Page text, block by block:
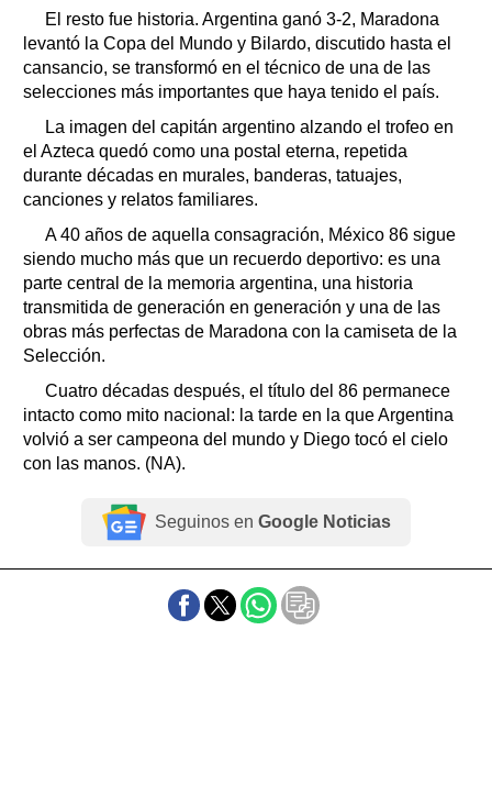
El resto fue historia. Argentina ganó 3-2, Maradona
levantó la Copa del Mundo y Bilardo, discutido hasta el
cansancio, se transformó en el técnico de una de las
selecciones más importantes que haya tenido el país.
La imagen del capitán argentino alzando el trofeo en
el Azteca quedó como una postal eterna, repetida
durante décadas en murales, banderas, tatuajes,
canciones y relatos familiares.
A 40 años de aquella consagración, México 86 sigue
siendo mucho más que un recuerdo deportivo: es una
parte central de la memoria argentina, una historia
transmitida de generación en generación y una de las
obras más perfectas de Maradona con la camiseta de la
Selección.
Cuatro décadas después, el título del 86 permanece
intacto como mito nacional: la tarde en la que Argentina
volvió a ser campeona del mundo y Diego tocó el cielo
con las manos. (NA).
Seguinos en Google Noticias